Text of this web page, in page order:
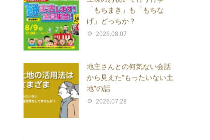
「もちまき」も「もちな
げ」どっちか？
2026.08.07
地主さんとの何気ない会話
から見えた“もったいない土
地”の話
2026.07.28